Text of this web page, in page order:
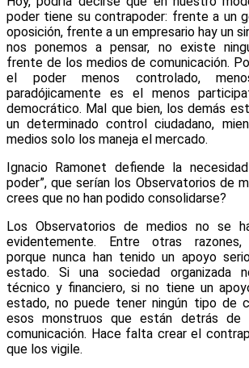
poder tiene su contrapoder: frente a un
oposición, frente a un empresario hay un
nos ponemos a pensar, no existe
frente de los medios de comunicación.
el poder menos controlado,
paradójicamente es el menos
democrático. Mal que bien, los demás
un determinado control ciudadano,
medios solo los maneja el mercado.
Ignacio Ramonet defiende la
poder”, que serían los Observatorios de
crees que no han podido consolidarse?
Los Observatorios de medios no se
evidentemente. Entre otras razones,
porque nunca han tenido un apoyo
estado. Si una sociedad organizada
técnico y financiero, si no tiene un
estado, no puede tener ningún tipo de
esos monstruos que están detrás de
comunicación. Hace falta crear el
que los vigile.